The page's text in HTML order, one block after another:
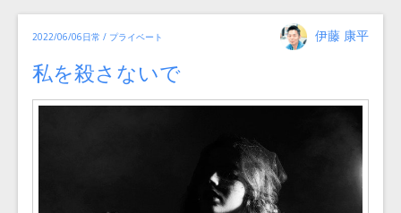
News
Recruit
投
稿
伊藤 康平
投
日:
2022/06/06カ
テ
ー
日常 / プライベート
私を殺さないで